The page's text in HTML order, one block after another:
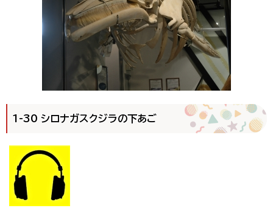
1-30 シロナガスクジラの下あご